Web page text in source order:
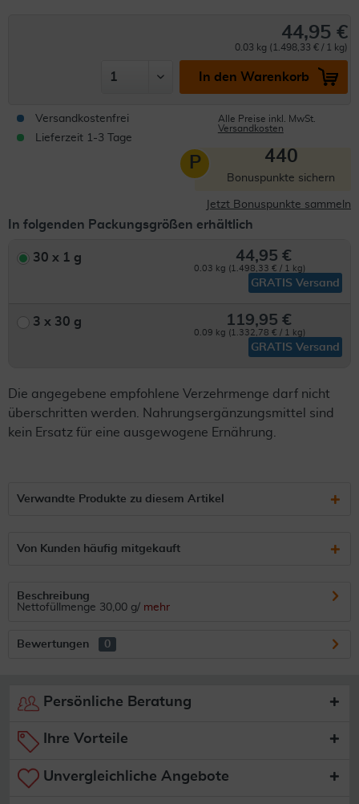
44,95 €
0.03 kg (1.498,33 € / 1 kg)
In den Warenkorb
Versandkostenfrei
Lieferzeit 1-3 Tage
Alle Preise inkl. MwSt.
Versandkosten
P 440
Bonuspunkte sichern
Jetzt Bonuspunkte sammeln
In folgenden Packungsgrößen erhältlich
30 x 1 g 44,95 €
0.03 kg (1.498,33 € / 1 kg)
GRATIS Versand
3 x 30 g 119,95 €
0.09 kg (1.332,78 € / 1 kg)
GRATIS Versand
Die angegebene empfohlene Verzehrmenge darf nicht
überschritten werden. Nahrungsergänzungsmittel sind
kein Ersatz für eine ausgewogene Ernährung.
Verwandte Produkte zu diesem Artikel
Von Kunden häufig mitgekauft
Beschreibung
Nettofüllmenge 30,00 g/ mehr
Bewertungen 0
Persönliche Beratung
Ihre Vorteile
Unvergleichliche Angebote